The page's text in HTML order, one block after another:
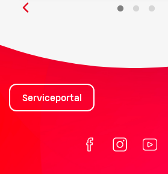
Serviceportal